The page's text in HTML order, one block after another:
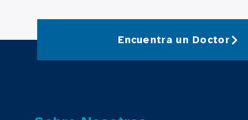
Encuentra un Doctor